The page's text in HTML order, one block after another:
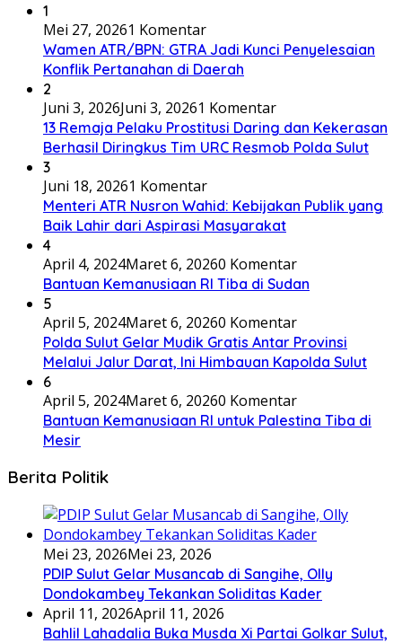
1
Mei 27, 20261 Komentar
Wamen ATR/BPN: GTRA Jadi Kunci Penyelesaian
Konflik Pertanahan di Daerah
2
Juni 3, 2026Juni 3, 20261 Komentar
13 Remaja Pelaku Prostitusi Daring dan Kekerasan
Berhasil Diringkus Tim URC Resmob Polda Sulut
3
Juni 18, 20261 Komentar
Menteri ATR Nusron Wahid: Kebijakan Publik yang
Baik Lahir dari Aspirasi Masyarakat
4
April 4, 2024Maret 6, 20260 Komentar
Bantuan Kemanusiaan RI Tiba di Sudan
5
April 5, 2024Maret 6, 20260 Komentar
Polda Sulut Gelar Mudik Gratis Antar Provinsi
Melalui Jalur Darat, Ini Himbauan Kapolda Sulut
6
April 5, 2024Maret 6, 20260 Komentar
Bantuan Kemanusiaan RI untuk Palestina Tiba di
Mesir
Berita Politik
Mei 23, 2026Mei 23, 2026
PDIP Sulut Gelar Musancab di Sangihe, Olly
Dondokambey Tekankan Soliditas Kader
April 11, 2026April 11, 2026
Bahlil Lahadalia Buka Musda Xi Partai Golkar Sulut,